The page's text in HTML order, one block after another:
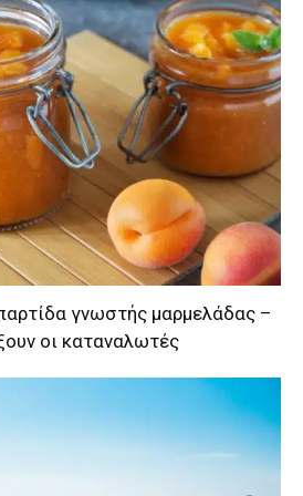
γνωστής μαρμελάδας –
οι καταναλωτές